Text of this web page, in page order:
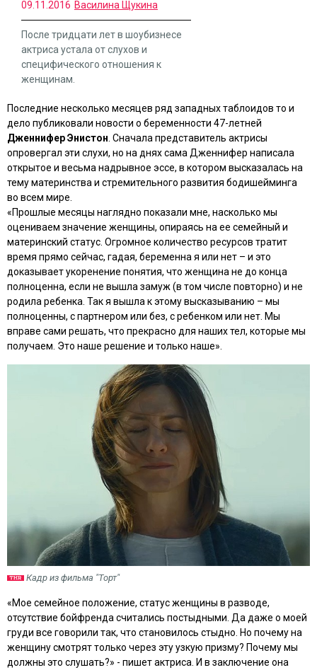
09.11.2016 Василина Щукина
После тридцати лет в шоубизнесе
актриса устала от слухов и
специфического отношения к
женщинам.
Последние несколько месяцев ряд западных таблоидов то и
дело публиковали новости о беременности 47-летней
Дженнифер Энистон . Сначала представитель актрисы
опровергал эти слухи, но на днях сама Дженнифер написала
открытое и весьма надрывное эссе, в котором высказалась на
тему материнства и стремительного развития бодишейминга
во всем мире.
«Прошлые месяцы наглядно показали мне, насколько мы
оцениваем значение женщины, опираясь на ее семейный и
материнский статус. Огромное количество ресурсов тратит
время прямо сейчас, гадая, беременна я или нет – и это
доказывает укоренение понятия, что женщина не до конца
полноценна, если не вышла замуж (в том числе повторно) и не
родила ребенка. Так я вышла к этому высказыванию – мы
полноценны, с партнером или без, с ребенком или нет. Мы
вправе сами решать, что прекрасно для наших тел, которые мы
получаем. Это наше решение и только наше».
Кадр из фильма "Торт"
«Мое семейное положение, статус женщины в разводе,
отсутствие бойфренда считались постыдными. Да даже о моей
груди все говорили так, что становилось стыдно. Но почему на
женщину смотрят только через эту узкую призму? Почему мы
должны это слушать?» - пишет актриса. И в заключение она